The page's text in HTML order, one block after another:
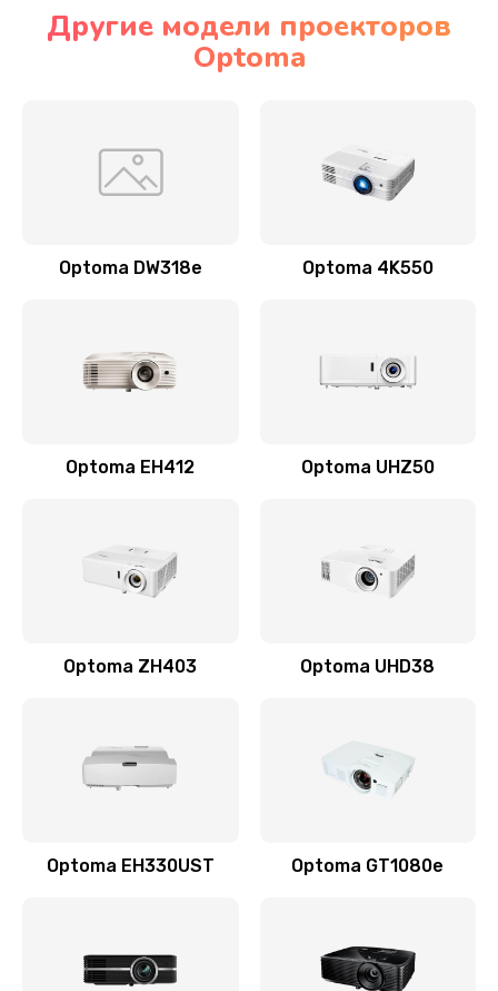
Другие модели проекторов
Optoma
Optoma DW318e Optoma 4K550
Optoma EH412 Optoma UHZ50
Optoma ZH403 Optoma UHD38
Optoma EH330UST Optoma GT1080e